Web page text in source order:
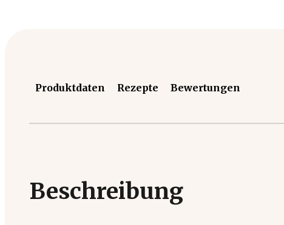
Produktdaten Rezepte Bewertungen
Beschreibung